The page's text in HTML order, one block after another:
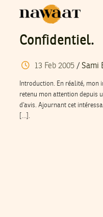
Confidentiel.
13 Feb 2005/ Sami
Introduction. En réalité, mon
retenu mon attention depuis
d’avis. Ajournant cet
[…].